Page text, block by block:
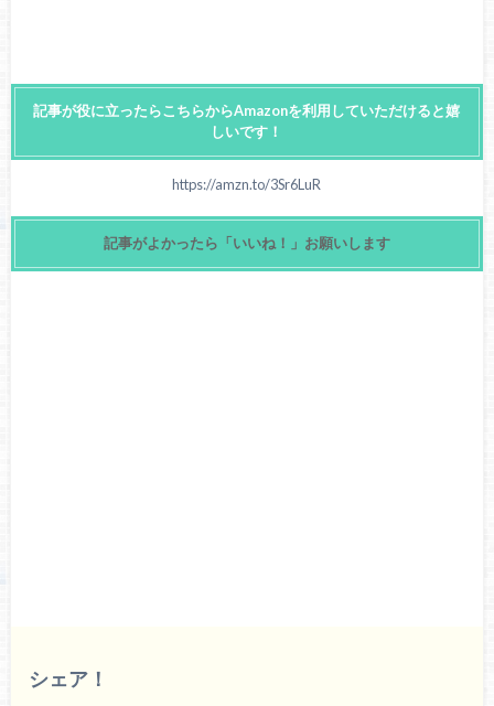
記事が役に立ったらこちらからAmazonを利用していただけると嬉
しいです！
https://amzn.to/3Sr6LuR
記事がよかったら「いいね！」お願いします
シェア！